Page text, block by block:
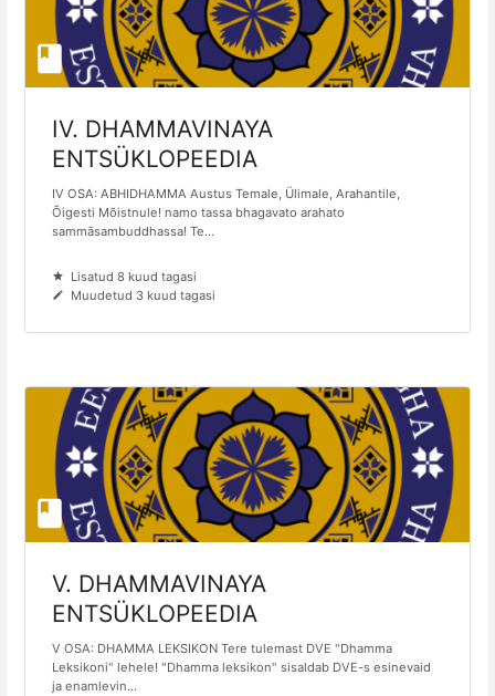
IV. DHAMMAVINAYA
ENTSÜKLOPEEDIA
IV OSA: ABHIDHAMMA Austus Temale, Ülimale, Arahantile,
Õigesti Mõistnule! namo tassa bhagavato arahato
sammāsambuddhassa! Te...
Lisatud 8 kuud tagasi
Muudetud 3 kuud tagasi
V. DHAMMAVINAYA
ENTSÜKLOPEEDIA
V OSA: DHAMMA LEKSIKON Tere tulemast DVE "Dhamma
Leksikoni" lehele! "Dhamma leksikon" sisaldab DVE-s esinevaid
ja enamlevin...